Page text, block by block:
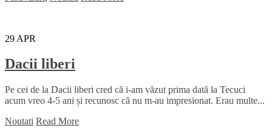
29 APR
Dacii liberi
Pe cei de la Dacii liberi cred că i-am văzut prima dată la Tecuci
acum vreo 4-5 ani și recunosc că nu m-au impresionat. Erau multe...
Noutati Read More